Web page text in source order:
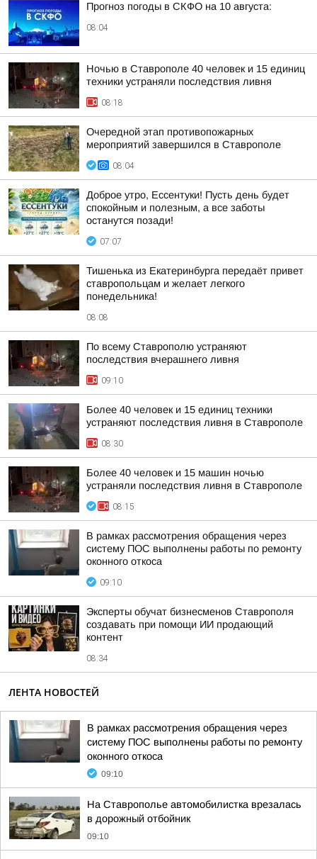
Прогноз погоды в СКФО на 10 августа:
08:04
Ночью в Ставрополе 40 человек и 15 единиц
техники устраняли последствия ливня
08:18
Очередной этап противопожарных
мероприятий завершился в Ставрополе
08:04
Доброе утро, Ессентуки! Пусть день будет
спокойным и полезным, а все заботы
останутся позади!
07:07
Тишенька из Екатеринбурга передаёт привет
ставропольцам и желает легкого
понедельника!
08:08
По всему Ставрополю устраняют
последствия вчерашнего ливня
09:10
Более 40 человек и 15 единиц техники
устраняют последствия ливня в Ставрополе
08:30
Более 40 человек и 15 машин ночью
устраняли последствия ливня в Ставрополе
08:15
В рамках рассмотрения обращения через
систему ПОС выполнены работы по ремонту
оконного откоса
09:10
Эксперты обучат бизнесменов Ставрополя
создавать при помощи ИИ продающий
контент
08:34
ЛЕНТА НОВОСТЕЙ
В рамках рассмотрения обращения через
систему ПОС выполнены работы по ремонту
оконного откоса
09:10
На Ставрополье автомобилистка врезалась
в дорожный отбойник
09:10